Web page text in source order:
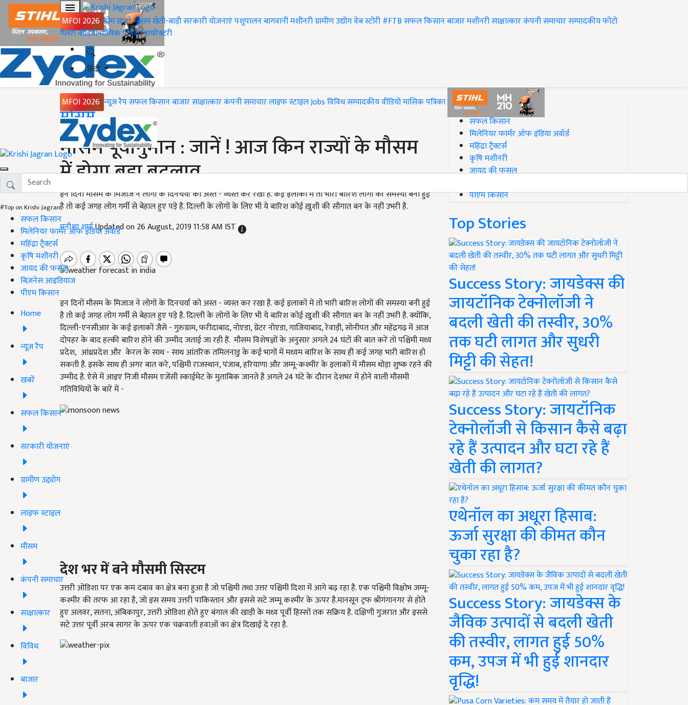
MFOI 2026 होमख़बरेंमौसमखेती-बाड़ीसरकारी योजनाएंपशुपालनबागवानीमशीनरीग्रामीण उद्योगवेब स्टोरी#FTBसफल किसानबाजारमशीनरीसाक्षात्कारकंपनी समाचारसम्पादकीयफोटो
गैलरीवीडियोमासिक पत्रिकाडायरेक्टरी
हिंदी
MFOI 2026 न्यूज़ रैपसफल किसानबाजारसाक्षात्कारकंपनी समाचारलाइफ स्टाइलJobsविविधसम्पादकीयवीडियोमासिक पत्रिका
#Top on Krishi Jagran
सफल किसान
मिलेनियर फार्मर ऑफ इंडिया अवॉर्ड
महिंद्रा ट्रैक्टर्स
कृषि मशीनरी
जायद की फसल
बिज़नेस आइडियाज
पीएम किसान
Home
न्यूज़ रैप
खबरें
सफल किसान
सरकारी योजनाएं
ग्रामीण उद्द्योग
लाइफ स्टाइल
मौसम
कंपनी समाचार
साक्षात्कार
विविध
बाजार
Home
मौसम
मौसम पूर्वानुमान : जानें ! आज किन राज्यों के मौसम
में होगा बड़ा बदलाव
इन दिनों मौसम के मिजाज ने लोगों के दिनचर्या को अस्त - व्यस्त कर रखा है. कई इलाकों में तो भारी बारिश लोगों की समस्या बनी हुई
है तो कई जगह लोग गर्मी से बेहाल हुए पड़े है. दिल्ली के लोगों के लिए भी ये बारिश कोई ख़ुशी की सौगात बन के नहीं उभरी है.
मनीशा शर्माUpdated on 26 August, 2019 11:58 AM IST
इन दिनों मौसम के मिजाज ने लोगों के दिनचर्या को अस्त - व्यस्त कर रखा है. कई इलाकों में तो भारी बारिश लोगों की समस्या बनी हुई
है तो कई जगह लोग गर्मी से बेहाल हुए पड़े है. दिल्ली के लोगों के लिए भी ये बारिश कोई ख़ुशी की सौगात बन के नहीं उभरी है. क्योंकि,
दिल्ली-एनसीआर के कई इलाकों जैसे - गुरुग्राम, फरीदाबाद, नोएडा, ग्रेटर नोएडा, गाजियाबाद, रेवाड़ी, सोनीपत और महेंद्रगढ़ में आज
दोपहर के बाद हल्की बारिश होने की उम्मीद जताई जा रही हैं. मौसम विशेषज्ञों के अनुसार अगले 24 घंटों की बात करें तो पश्चिमी मध्य
प्रदेश, आंध्रप्रदेश और केरल के साथ - साथ आंतरिक तमिलनाडु के कई भागों में मध्यम बारिश के साथ ही कई जगह भारी बारिश हो
सकती है. इसके साथ ही अगर बात करे, पश्चिमी राजस्थान, पंजाब, हरियाणा और जम्मू-कश्मीर के इलाकों में मौसम थोड़ा शुष्क रहने की
उम्मीद है. ऐसे में आइए निजी मौसम एजेंसी स्काईमेट के मुताबिक जानते है अगले 24 घंटे के दौरान देशभर में होने वाली मौसमी
गतिविधियों के बारें में -
देश भर में बने मौसमी सिस्टम
उत्तरी ओडिशा पर एक कम दबाव का क्षेत्र बना हुआ है जो पश्चिमी तथा उत्तर पश्चिमी दिशा में आगे बढ़ रहा है. एक पश्चिमी विक्षोभ जम्मू-
कश्मीर की तरफ आ रहा है, जो इस समय उत्तरी पाकिस्तान और इससे सटे जम्मू कश्मीर के ऊपर है.मानसून ट्रफ श्रीगंगानगर से होते
हुए अलवर, सतना, अंबिकापुर, उत्तरी ओडिशा होते हुए बंगाल की खाड़ी के मध्य पूर्वी हिस्सों तक सक्रिय है. दक्षिणी गुजरात और इससे
सटे उत्तर पूर्वी अरब सागर के ऊपर एक चक्रवाती हवाओं का क्षेत्र दिखाई दे रहा है.
#Top on Krishi Jagran
सफल किसान
मिलेनियर फार्मर ऑफ इंडिया अवॉर्ड
महिंद्रा ट्रैक्टर्स
कृषि मशीनरी
जायद की फसल
पीएम किसान
Top Stories
Success Story: जायडेक्स की
जायटॉनिक टेक्नोलॉजी ने
बदली खेती की तस्वीर, 30%
तक घटी लागत और सुधरी
मिट्टी की सेहत!
Success Story: जायटॉनिक
टेक्नोलॉजी से किसान कैसे बढ़ा
रहे हैं उत्पादन और घटा रहे हैं
खेती की लागत?
एथेनॉल का अधूरा हिसाब:
ऊर्जा सुरक्षा की कीमत कौन
चुका रहा है?
Success Story: जायडेक्स के
जैविक उत्पादों से बदली खेती
की तस्वीर, लागत हुई 50%
कम, उपज में भी हुई शानदार
वृद्धि!